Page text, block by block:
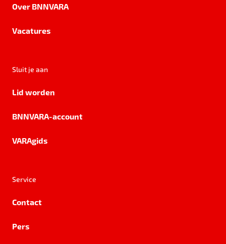
Over BNNVARA
Vacatures
Sluit je aan
Lid worden
BNNVARA-account
VARAgids
Service
Contact
Pers